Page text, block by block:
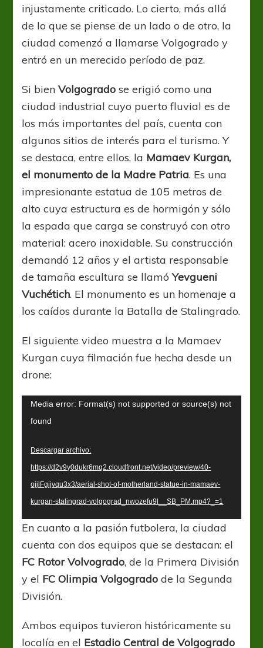
injustamente criticado. Lo cierto, más allá
de lo que se piense de un lado o de otro, la
ciudad comenzó a llamarse Volgogrado y
entró en un merecido período de paz.
Si bienVolgogrado se erigió como una
ciudad industrial cuyo puerto fluvial es de
los más importantes del país, cuenta con
algunos sitios de interés para el turismo. Y
se destaca, entre ellos, la Mamaev Kurgan,
el monumento de la Madre Patria. Es una
impresionante estatua de 105 metros de
alto cuya estructura es de hormigón y sólo
la espada que carga se construyó con otro
material: acero inoxidable. Su construcción
demandó 12 años y el artista responsable
de tamaña escultura se llamóYevgueni
Vuchétich. El monumento es un homenaje a
los caídos durante la Batalla de Stalingrado.
El siguiente video muestra a la Mamaev
Kurgan cuya filmación fue hecha desde un
drone:
Reproductor
de
Media error: Format(s) not supported or source(s) not
found
Descargar archivo:
https://d2v9y0dukr6mq2.cloudfront.net/video/preview/40-
ojjlFgijvqu3x3/aerial-shot-of-motherland-statue-in-mamaev-
kurgan-stalingrad-volgograd_nwozefu9l__SB_PM.mp4?_=1
En cuanto a la pasión futbolera, la ciudad
cuenta con dos equipos que se destacan: el
FC Rotor Volvogrado, de la Primera División
y el FC Olimpia Volgogrado de la Segunda
División.
Ambos equipos tuvieron históricamente su
localía en el Estadio Central de Volgogrado